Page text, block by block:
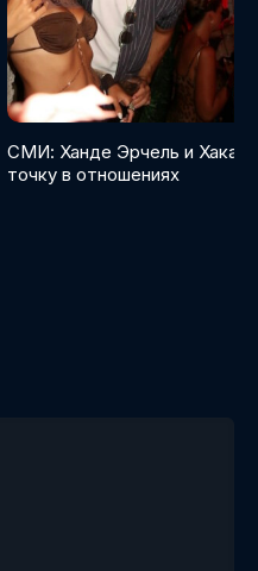
СМИ: Ханде Эрчель и Хакан
точку в отношениях